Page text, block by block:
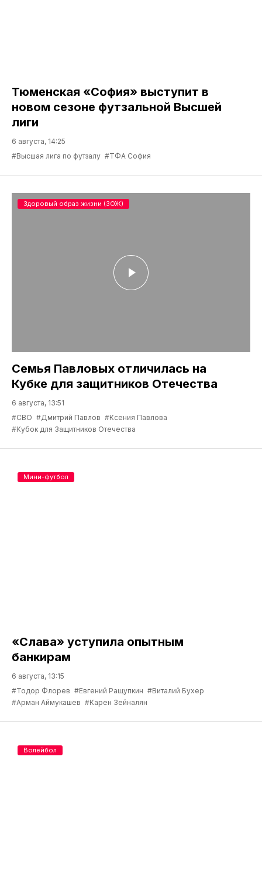
Тюменская «София» выступит в
новом сезоне футзальной Высшей
лиги
6 августа, 14:25
#Высшая лига по футзалу #ТФА София
Семья Павловых отличилась на
Кубке для защитников Отечества
6 августа, 13:51
#СВО #Дмитрий Павлов #Ксения Павлова
#Кубок для Защитников Отечества
Здоровый образ жизни (ЗОЖ)
«Слава» уступила опытным
банкирам
6 августа, 13:15
#Тодор Флорев #Евгений Ращупкин #Виталий Бухер
#Арман Аймукашев #Карен Зейналян
Мини-футбол
Волейбол